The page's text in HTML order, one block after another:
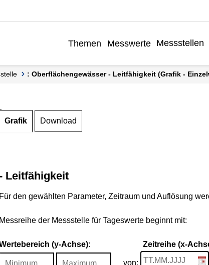
Themen Messwerte Messstellen
: Oberflächengewässer - Leitfähigkeit (Grafik -
Grafik Download
Leitfähigkeit
Für den gewählten Parameter, Zeitraum und Auflösung
Messreihe der Messstelle für Tageswerte beginnt mit:
(y-Achse): Zeitreihe (x-
von: